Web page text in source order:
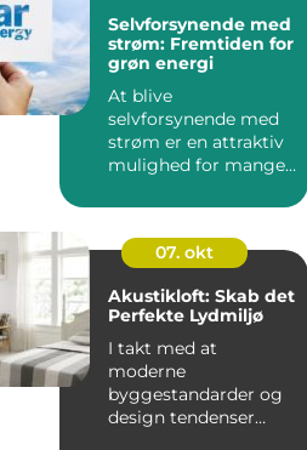
Selvforsynende med
strøm: Fremtiden for
grøn energi
At blive
selvforsynende med
strøm er en attraktiv
mulighed for mange,
07. okt
Akustikloft: Skab det
Perfekte Lydmiljø
I takt med at
moderne
byggestandarder og
design tendenser